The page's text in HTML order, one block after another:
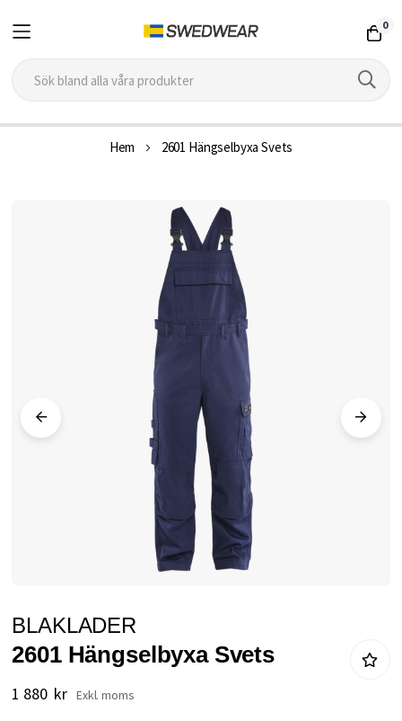
0
Hem 2601 Hängselbyxa Svets
till
början
av
BLAKLADER
2601 Hängselbyxa Svets
1 880 kr